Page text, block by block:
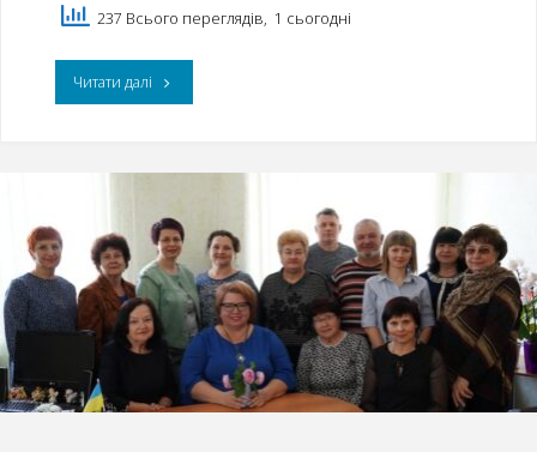
237 Всього переглядів, 1 сьогодні
Читати далі"21
для
дітей
з
ООП,
батьків,
педагогів